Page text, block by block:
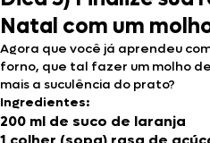
Natal com um
Agora que você já aprendeu
forno, que tal fazer um molho
mais a suculência do prato?
Ingredientes:
200 ml de suco de laranja